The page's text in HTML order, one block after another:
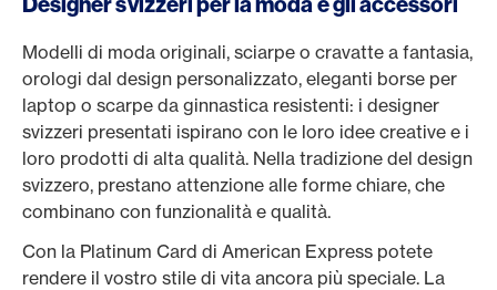
Modelli di moda originali, sciarpe o cravatte a fantasia,
orologi dal design personalizzato, eleganti borse per
laptop o scarpe da ginnastica resistenti: i designer
svizzeri presentati ispirano con le loro idee creative e i
loro prodotti di alta qualità. Nella tradizione del design
svizzero, prestano attenzione alle forme chiare, che
combinano con funzionalità e qualità.
Con la Platinum Card di American Express potete
rendere il vostro stile di vita ancora più speciale. La